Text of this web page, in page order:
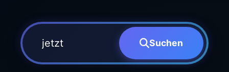
Suchen